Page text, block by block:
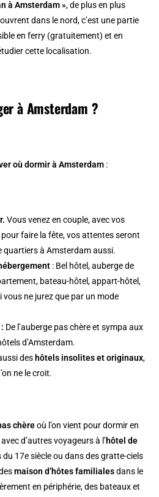
à Amsterdam », de plus en plus
dans le nord, c’est une partie
en ferry (gratuitement) et en
cette localisation.
à Amsterdam ?
où dormir à Amsterdam :
Vous venez en couple, avec vos
faire la fête, vos attentes seront
quartiers à Amsterdam aussi.
: Bel hôtel, auberge de
bateau-hôtel, appart-hôtel,
vous ne jurez que par un mode
De l’auberge pas chère et sympa aux
d’Amsterdam.
des hôtels insolites et originaux,
ne le croit.
chèreoù l’on vient pour dormir en
d’autres voyageurs à l’hôtel de
17e siècle ou dans des gratte-ciels
maison d’hôtes familialesdans le
en périphérie, des bateaux et